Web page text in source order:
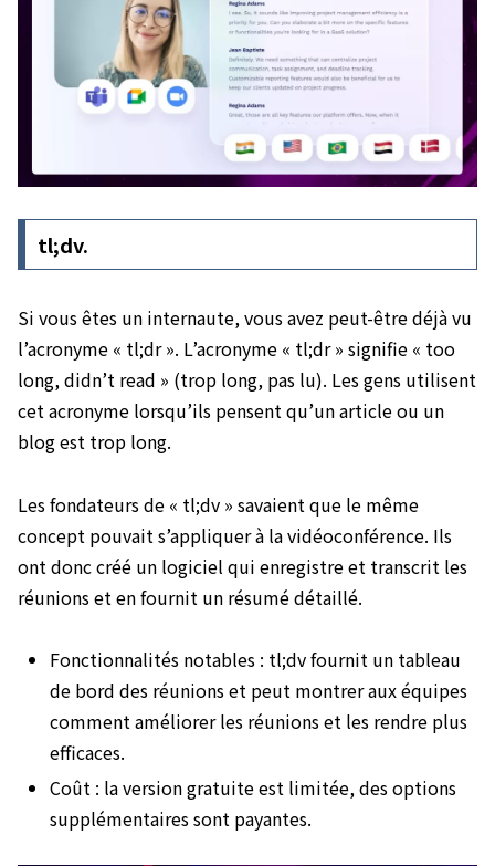
tl;dv.
Si vous êtes un internaute, vous avez peut-être déjà vu
l’acronyme « tl;dr ». L’acronyme « tl;dr » signifie « too
long, didn’t read » (trop long, pas lu). Les gens utilisent
cet acronyme lorsqu’ils pensent qu’un article ou un
blog est trop long.
Les fondateurs de « tl;dv » savaient que le même
concept pouvait s’appliquer à la vidéoconférence. Ils
ont donc créé un logiciel qui enregistre et transcrit les
réunions et en fournit un résumé détaillé.
Fonctionnalités notables : tl;dv fournit un tableau
de bord des réunions et peut montrer aux équipes
comment améliorer les réunions et les rendre plus
efficaces.
Coût : la version gratuite est limitée, des options
supplémentaires sont payantes.